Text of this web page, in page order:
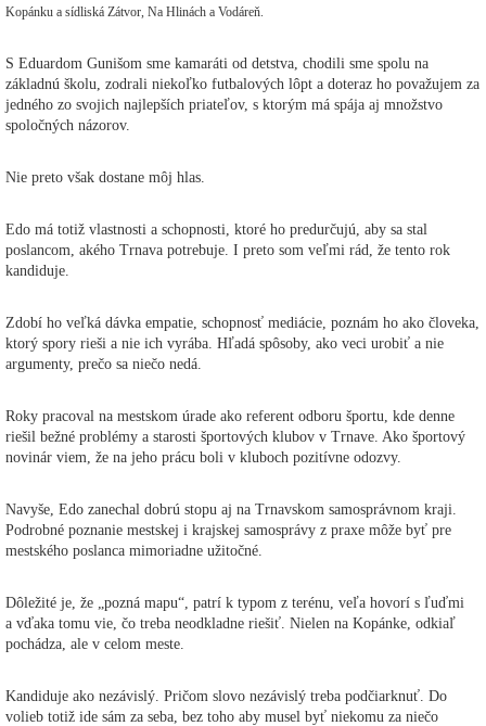
Kopánku a sídliská Zátvor, Na Hlinách a Vodáreň.
S Eduardom Gunišom sme kamaráti od detstva, chodili sme spolu na
základnú školu, zodrali niekoľko futbalových lôpt a doteraz ho považujem za
jedného zo svojich najlepších priateľov, s ktorým má spája aj množstvo
spoločných názorov.
Nie preto však dostane môj hlas.
Edo má totiž vlastnosti a schopnosti, ktoré ho predurčujú, aby sa stal
poslancom, akého Trnava potrebuje. I preto som veľmi rád, že tento rok
kandiduje.
Zdobí ho veľká dávka empatie, schopnosť mediácie, poznám ho ako človeka,
ktorý spory rieši a nie ich vyrába. Hľadá spôsoby, ako veci urobiť a nie
argumenty, prečo sa niečo nedá.
Roky pracoval na mestskom úrade ako referent odboru športu, kde denne
riešil bežné problémy a starosti športových klubov v Trnave. Ako športový
novinár viem, že na jeho prácu boli v kluboch pozitívne odozvy.
Navyše, Edo zanechal dobrú stopu aj na Trnavskom samosprávnom kraji.
Podrobné poznanie mestskej i krajskej samosprávy z praxe môže byť pre
mestského poslanca mimoriadne užitočné.
Dôležité je, že „pozná mapu“, patrí k typom z terénu, veľa hovorí s ľuďmi
a vďaka tomu vie, čo treba neodkladne riešiť. Nielen na Kopánke, odkiaľ
pochádza, ale v celom meste.
Kandiduje ako nezávislý. Pričom slovo nezávislý treba podčiarknuť. Do
volieb totiž ide sám za seba, bez toho aby musel byť niekomu za niečo